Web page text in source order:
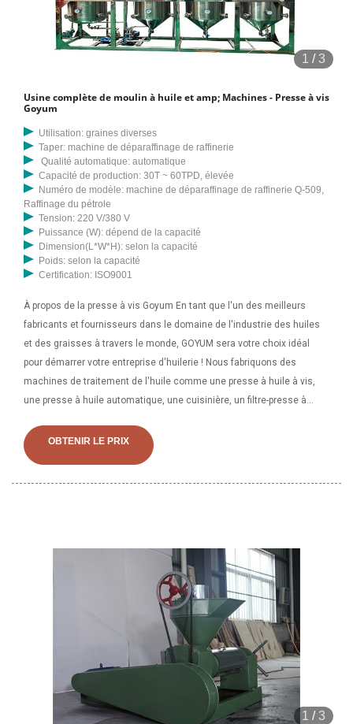
1 /3
Usine complète de moulin à huile et amp; Machines - Presse à vis
Goyum
Utilisation: graines diverses
Taper: machine de déparaffinage de raffinerie
Qualité automatique: automatique
Capacité de production: 30T ~ 60TPD, élevée
Numéro de modèle: machine de déparaffinage de raffinerie Q-509,
Raffinage du pétrole
Tension: 220 V/380 V
Puissance (W): dépend de la capacité
Dimension(L*W*H): selon la capacité
Poids: selon la capacité
Certification: ISO9001
À propos de la presse à vis Goyum En tant que l'un des meilleurs
fabricants et fournisseurs dans le domaine de l'industrie des huiles
et des graisses à travers le monde, GOYUM sera votre choix idéal
pour démarrer votre entreprise d'huilerie ! Nous fabriquons des
machines de traitement de l'huile comme une presse à huile à vis,
une presse à huile automatique, une cuisinière, un filtre-presse à
GOYUM, experts en fabrication et exportation d'expulseurs d'huile,
presse à vis à huile et 1087 autres produits. Un fournisseur d'or vérifié
OBTENIR LE PRIX
1 /3